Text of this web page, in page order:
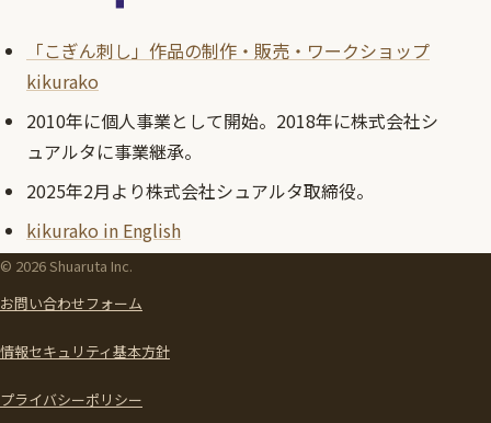
「こぎん刺し」作品の制作・販売・ワークショップ
kikurako
2010年に個人事業として開始。2018年に株式会社シ
ュアルタに事業継承。
2025年2月より株式会社シュアルタ取締役。
kikurako in English
© 2026 Shuaruta Inc.
お問い合わせフォーム
情報セキュリティ基本方針
プライバシーポリシー